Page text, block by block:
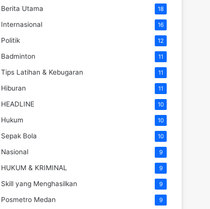
Berita Utama 18
Internasional 16
Politik 12
Badminton 11
Tips Latihan & Kebugaran 11
Hiburan 11
HEADLINE 10
Hukum 10
Sepak Bola 10
Nasional 9
HUKUM & KRIMINAL 9
Skill yang Menghasilkan 9
Posmetro Medan 9